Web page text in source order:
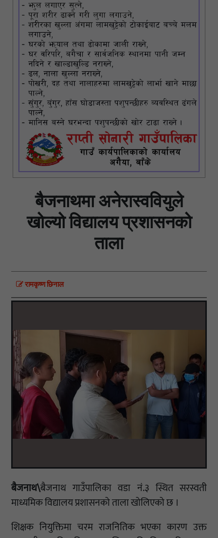
बैजनाथमा अनेरास्ववियुले
खोल्यो विद्यालय प्रशासनको
ताला
रामकृष्ण छिनाल
बैजनाथ\बैजनाथ गाउँपालिका वडा नं.३ स्थित सरस्वती
माध्यमिक विद्यालय प्रशासनको ताला खोलिएको छ ।
शिक्षक नियुक्तिमा चरम राजनितिक भएका कारण उक्त